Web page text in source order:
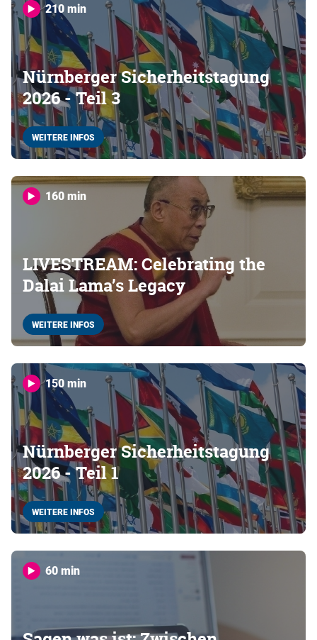
210 min
Nürnberger Sicherheitstagung
2026 - Teil 3
WEITERE INFOS
160 min
LIVESTREAM: Celebrating the
Dalai Lama’s Legacy
WEITERE INFOS
150 min
Nürnberger Sicherheitstagung
2026 - Teil 1
WEITERE INFOS
60 min